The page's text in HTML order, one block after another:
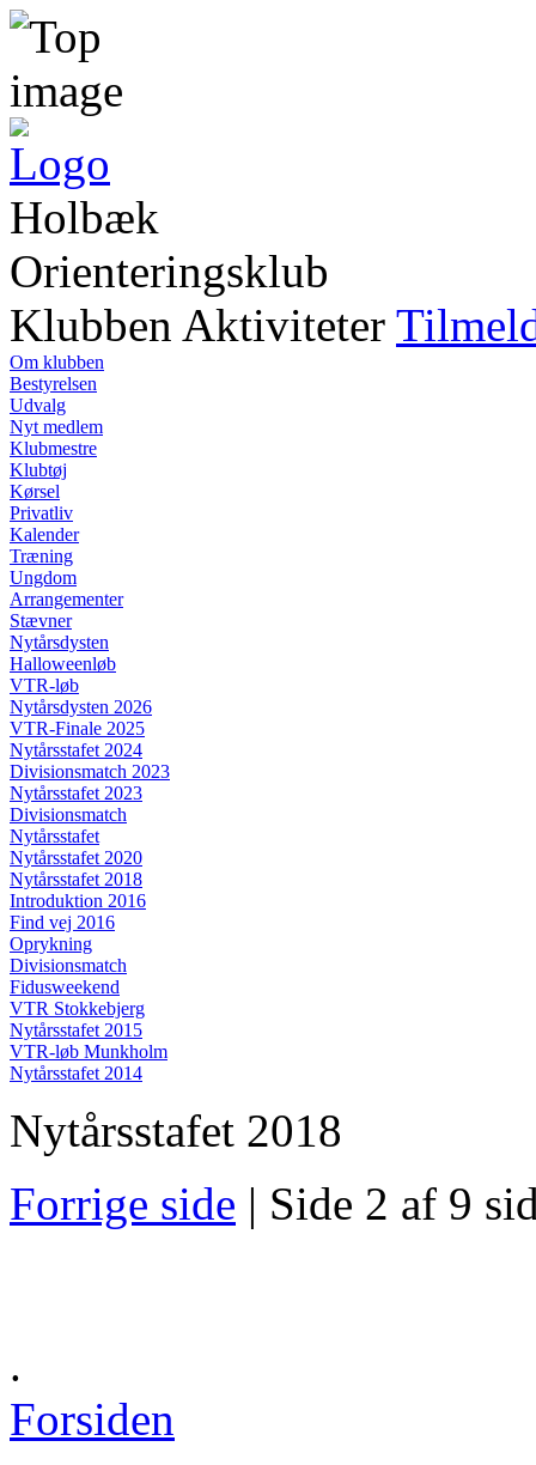
Holbæk
Orienteringsklub
Klubben Aktiviteter
Om klubben
Bestyrelsen
Udvalg
Nyt medlem
Klubmestre
Klubtøj
Kørsel
Privatliv
Kalender
Træning
Ungdom
Arrangementer
Stævner
Nytårsdysten
Halloweenløb
VTR-løb
Nytårsdysten 2026
VTR-Finale 2025
Nytårsstafet 2024
Divisionsmatch 2023
Nytårsstafet 2023
Divisionsmatch
Nytårsstafet
Nytårsstafet 2020
Nytårsstafet 2018
Introduktion 2016
Find vej 2016
Oprykning
Divisionsmatch
Fidusweekend
VTR Stokkebjerg
Nytårsstafet 2015
VTR-løb Munkholm
Nytårsstafet 2014
Nytårsstafet 2018
Forrige side | Side 2 af 9
.
Forsiden